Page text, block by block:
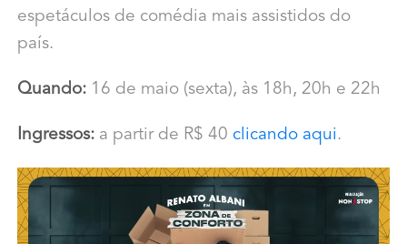
espetáculos de comédia mais assistidos do
país.
Quando:16 de maio (sexta), às 18h, 20h e 22h
Ingressos:a partir de R$ 40 clicando aqui .